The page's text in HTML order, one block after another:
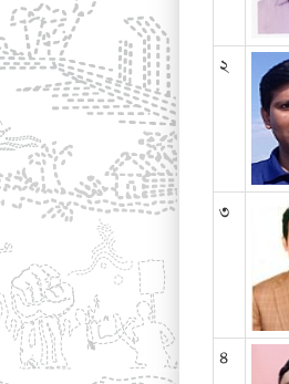
২
৩
৪